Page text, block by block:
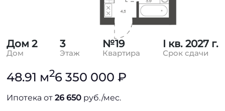
Дом 2
Дом
3
Этаж
№19
Квартира
I кв. 2027 г.
Срок сдачи
48.91 м26 350 000 ₽
Ипотека от26 650 руб./мес.